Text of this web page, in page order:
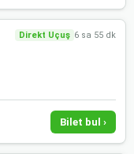
Direkt Uçuş 6 sa 55 dk
Bilet bul ›